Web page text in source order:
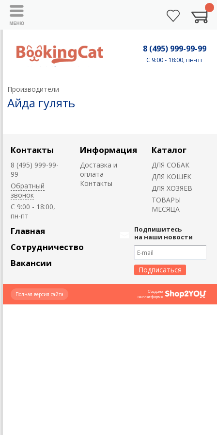
8 (495) 999-99-99
C 9:00 - 18:00, пн-пт
Производители
Айда гулять
Контакты
8 (495) 999-99-
99
Обратный
звонок
C 9:00 - 18:00,
пн-пт
Информация
Доставка и
оплата
Контакты
Каталог
ДЛЯ СОБАК
ДЛЯ КОШЕК
ДЛЯ ХОЗЯЕВ
ТОВАРЫ
МЕСЯЦА
Главная
Сотрудничество
Вакансии
Подпишитесь
на наши новости
Создано
на платформе
Полная версия сайта